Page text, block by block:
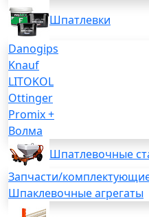
Шпатлевки
Danogips
Knauf
LITOKOL
Ottinger
Promix +
Волма
Шпатлевочные
Запчасти/
Шпаклевочные агрегаты